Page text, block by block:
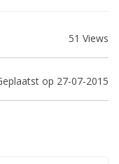
51 Views
op 27-07-2015